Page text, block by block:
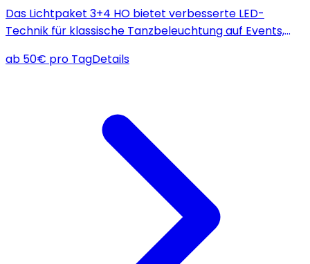
Das Lichtpaket 3+4 HO bietet verbesserte LED-
Technik für klassische Tanzbeleuchtung auf Events,
ab 50€ pro TagDetails